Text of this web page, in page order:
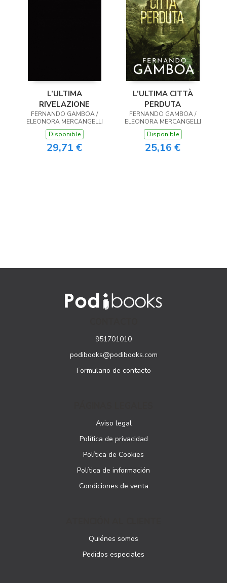
L’ULTIMA
RIVELAZIONE
FERNANDO GAMBOA /
ELEONORA MERCANGELLI
Disponible
29,71 €
L’ULTIMA CITTÀ
PERDUTA
FERNANDO GAMBOA /
ELEONORA MERCANGELLI
Disponible
25,16 €
951701010
podibooks@podibooks.com
Formulario de contacto
Aviso legal
Política de privacidad
Política de Cookies
Política de información
Condiciones de venta
Quiénes somos
Pedidos especiales